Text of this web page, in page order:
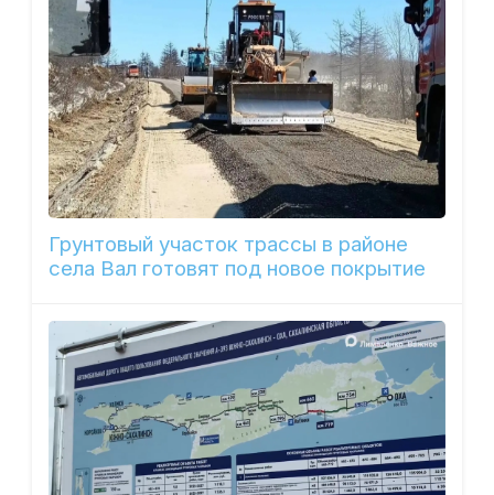
Грунтовый участок трассы в районе
села Вал готовят под новое покрытие